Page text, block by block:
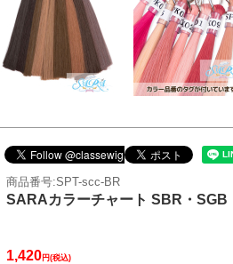
商品番号:SPT-scc-BR
SARAカラーチャート SBR・SGB
1,420円(税込)